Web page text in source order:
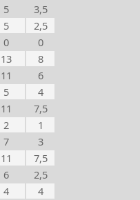
5
3,5
5
2,5
0
0
13
8
11
6
5
4
11
7,5
2
1
7
3
11
7,5
6
2,5
4
4